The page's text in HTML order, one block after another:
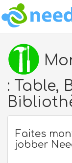
: Table,
Faites
jobber